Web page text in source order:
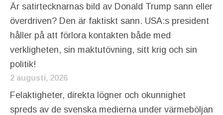
Är satirtecknarnas bild av Donald Trump sann eller
överdriven? Den är faktiskt sann. USA:s president
håller på att förlora kontakten både med
verkligheten, sin maktutövning, sitt krig och sin
politik!
2 augusti, 2026
Felaktigheter, direkta lögner och okunnighet
spreds av de svenska medierna under värmeböljan